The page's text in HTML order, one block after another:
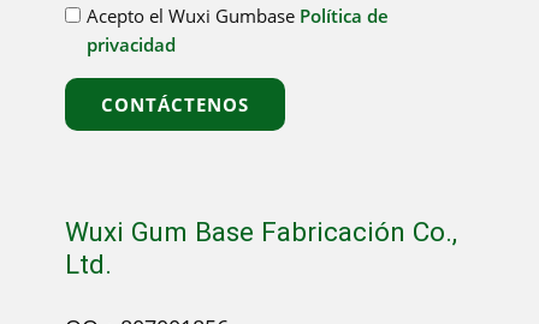
Acepto el Wuxi Gumbase Política de
privacidad
CONTÁCTENOS
Wuxi Gum Base Fabricación Co.,
Ltd.